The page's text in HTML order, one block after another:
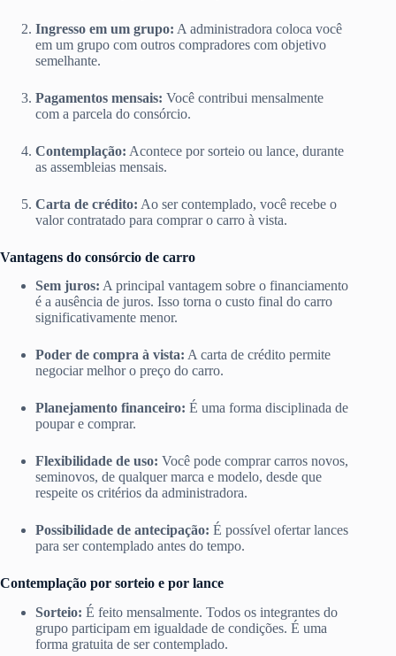
Ingresso em um grupo: A administradora coloca você
em um grupo com outros compradores com objetivo
semelhante.
Pagamentos mensais: Você contribui mensalmente
com a parcela do consórcio.
Contemplação: Acontece por sorteio ou lance, durante
as assembleias mensais.
Carta de crédito: Ao ser contemplado, você recebe o
valor contratado para comprar o carro à vista.
Vantagens do consórcio de carro
Sem juros: A principal vantagem sobre o financiamento
é a ausência de juros. Isso torna o custo final do carro
significativamente menor.
Poder de compra à vista: A carta de crédito permite
negociar melhor o preço do carro.
Planejamento financeiro: É uma forma disciplinada de
poupar e comprar.
Flexibilidade de uso: Você pode comprar carros novos,
seminovos, de qualquer marca e modelo, desde que
respeite os critérios da administradora.
Possibilidade de antecipação: É possível ofertar lances
para ser contemplado antes do tempo.
Contemplação por sorteio e por lance
Sorteio: É feito mensalmente. Todos os integrantes do
grupo participam em igualdade de condições. É uma
forma gratuita de ser contemplado.